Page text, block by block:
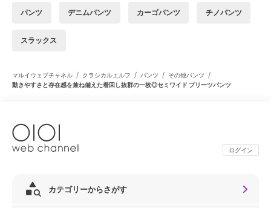
パンツ デニムパンツ カーゴパンツ チノパンツ
スラックス
マルイウェブチャネル / クラシカルエルフ / パンツ / その他パンツ /
動きやすさと存在感を兼ね備えた着回し抜群の一枚◎セミワイド プリーツパンツ
ログイン
カテゴリーからさがす